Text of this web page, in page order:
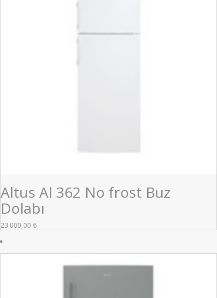
Altus Al 362 No frost Buz
Dolabı
23.000,00 ₺